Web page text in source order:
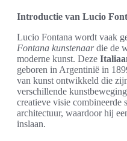
Introductie van Lucio
Lucio Fontana wordt vaak
Fontana kunstenaardie de
moderne kunst. Deze
geboren in Argentinië in
van kunst ontwikkeld die
verschillende
creatieve visie combineerde
architectuur, waardoor hij
inslaan.